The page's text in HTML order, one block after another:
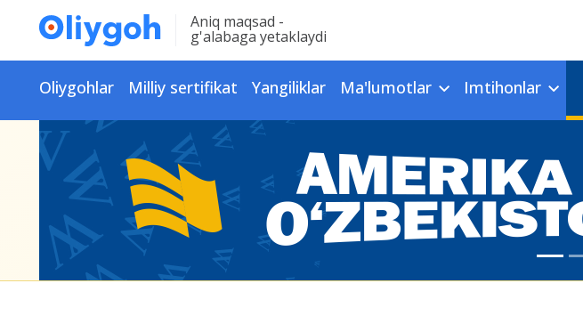
Aniq maqsad -
g'alabaga yetaklaydi
Oliygohlar Milliy sertifikat Yangiliklar Ma'lumotlar Imtihonlar